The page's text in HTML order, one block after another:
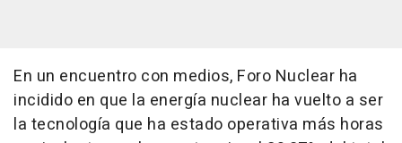
En un encuentro con medios, Foro Nuclear ha
incidido en que la energía nuclear ha vuelto a ser
la tecnología que ha estado operativa más horas